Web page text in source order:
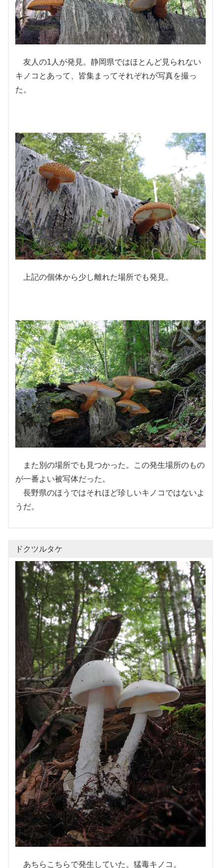
友人の1人が発見。静岡県ではほとんど見られない
キノコとあって、皆集まってそれぞれが写真を撮っ
た。
上記の個体から少し離れた場所でも発見。
また別の場所でも見つかった。この発生場所のもの
が一番よい被写体だった。
長野県のほうではそれほど珍しいキノコではないよ
うだ。
ドクツルタケ
あちらこちらで発生していた。猛毒キノコ。